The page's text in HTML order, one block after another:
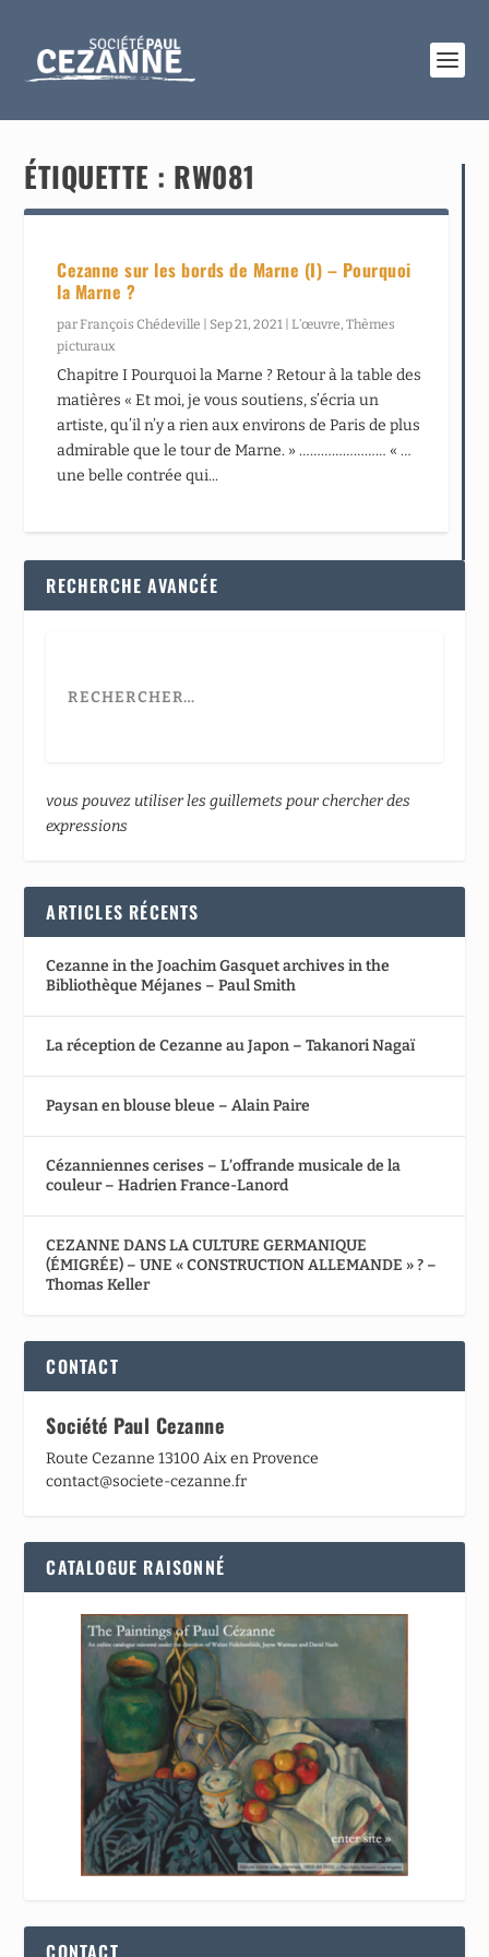
ÉTIQUETTE : RW081
Cezanne sur les bords de Marne (I) – Pourquoi
la Marne ?
parFrançois Chédeville Sep 21, 2021 |L’œuvre,Thèmes
picturaux
Chapitre I Pourquoi la Marne ? Retour à la table des
matières « Et moi, je vous soutiens, s’écria un
artiste, qu’il n’y a rien aux environs de Paris de plus
admirable que le tour de Marne. » …………………… « …
une belle contrée qui...
RECHERCHE AVANCÉE
vous pouvez utiliser les guillemets pour chercher des
expressions
ARTICLES RÉCENTS
Cezanne in the Joachim Gasquet archives in the
Bibliothèque Méjanes – Paul Smith
La réception de Cezanne au Japon – Takanori Nagaï
Paysan en blouse bleue – Alain Paire
Cézanniennes cerises – L’offrande musicale de la
couleur – Hadrien France-Lanord
CEZANNE DANS LA CULTURE GERMANIQUE
(ÉMIGRÉE) – UNE « CONSTRUCTION ALLEMANDE » ? –
Thomas Keller
CONTACT
Société Paul Cezanne
Route Cezanne 13100 Aix en Provence
contact@societe-cezanne.fr
CATALOGUE RAISONNÉ
CONTACT